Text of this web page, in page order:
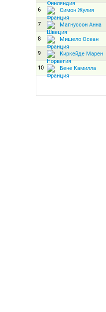
6 Симон Жулия
7 Магнуссон Анна
8 Мишело Осеан
9 Киркейде Марен
10 Бене Камилла